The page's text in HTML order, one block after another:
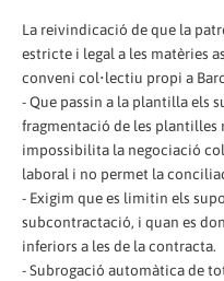
La reivindicació de que la
estricte i legal a les matèries
conveni col•lectiu propi a
- Que passin a la plantilla els
fragmentació de les plantilles
impossibilita la negociació
laboral i no permet la
- Exigim que es limitin els
subcontractació, i quan es
inferiors a les de la contracta.
- Subrogació automàtica de